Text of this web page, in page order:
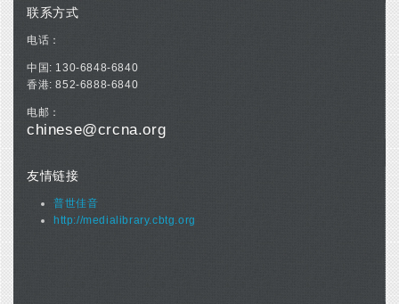
联系方式
电话：
中国: 130-6848-6840
香港: 852-6888-6840
电邮：
chinese@crcna.org
友情链接
普世佳音
http://medialibrary.cbtg.org